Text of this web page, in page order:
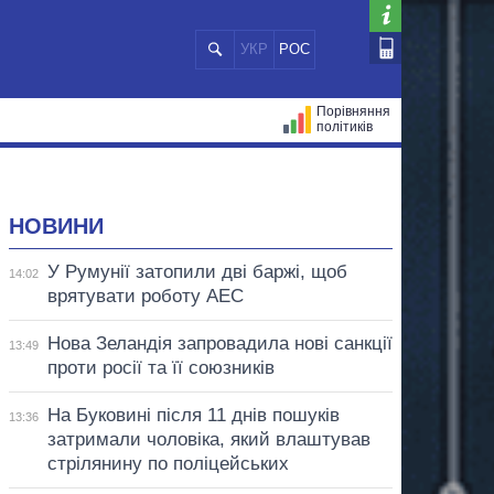
УКР РОС
Порівняння
політиків
НОВИНИ
14:02
У Румунії затопили дві баржі, щоб
врятувати роботу АЕС
13:49
Нова Зеландія запровадила нові санкції
проти росії та її союзників
13:36
На Буковині після 11 днів пошуків
затримали чоловіка, який влаштував
стрілянину по поліцейських